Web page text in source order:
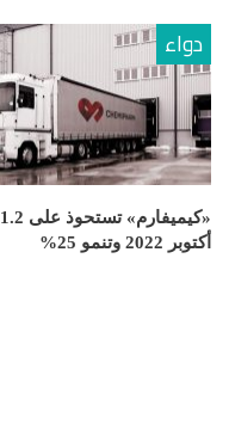
دواء
أكتوبر 2022 وتنمو 25%